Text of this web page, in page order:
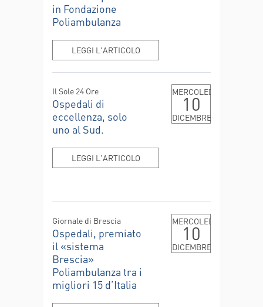
in Fondazione
Poliambulanza
LEGGI L'ARTICOLO
Il Sole 24 Ore
Ospedali di
eccellenza, solo
uno al Sud.
LEGGI L'ARTICOLO
MERCOLEDÌ
10
DICEMBRE
Giornale di Brescia
Ospedali, premiato
il «sistema
Brescia»
Poliambulanza tra i
migliori 15 d’Italia
MERCOLEDÌ
10
DICEMBRE